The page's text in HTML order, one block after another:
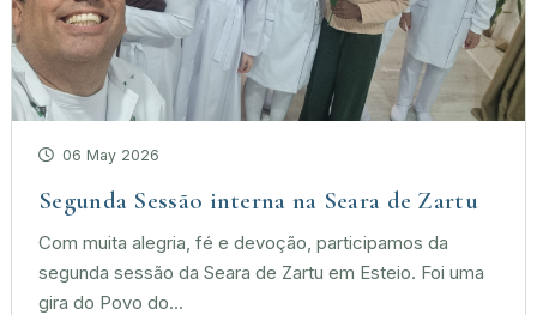
06 May 2026
Segunda Sessão interna na Seara de Zartu
Com muita alegria, fé e devoção, participamos da
segunda sessão da Seara de Zartu em Esteio. Foi uma
gira do Povo do...